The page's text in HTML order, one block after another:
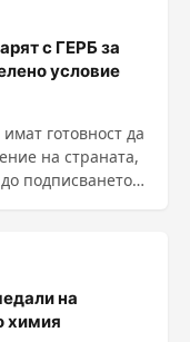
с ГЕРБ за
условие
готовност да
на страната,
подписването
на
химия